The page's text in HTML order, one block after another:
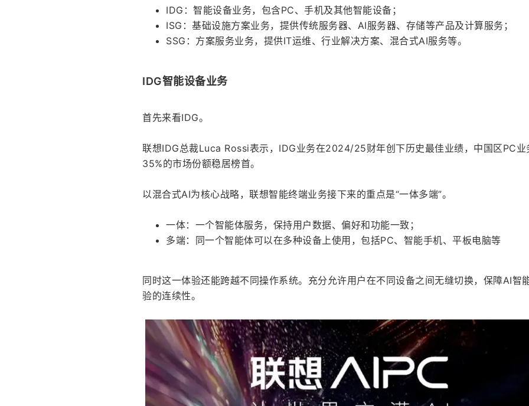
IDG：智能设备业务，包含PC、手机及其他智能设备；
ISG：基础设施方案业务，提供传统服务器、AI服务器、存储等产品及计算服务；
SSG：方案服务业务，提供IT运维、行业解决方案、混合式AI服务等。
IDG智能设备业务
首先来看IDG。
联想IDG总裁Luca Rossi表示，IDG业务在2024/25财年创下历史最佳业绩，中国区PC业
35%的市场份额稳居榜首。
以混合式AI为核心战略，联想智能终端业务接下来的重点是“一体多端”。
一体：一个智能体服务，保持用户数据、偏好和功能一致；
多端：同一个智能体可以在多种设备上使用，包括PC、智能手机、平板电脑等
同时这一体验还能跨越不同操作系统。充分允许用户在不同设备之间无缝切换，保障AI智
验的连续性。